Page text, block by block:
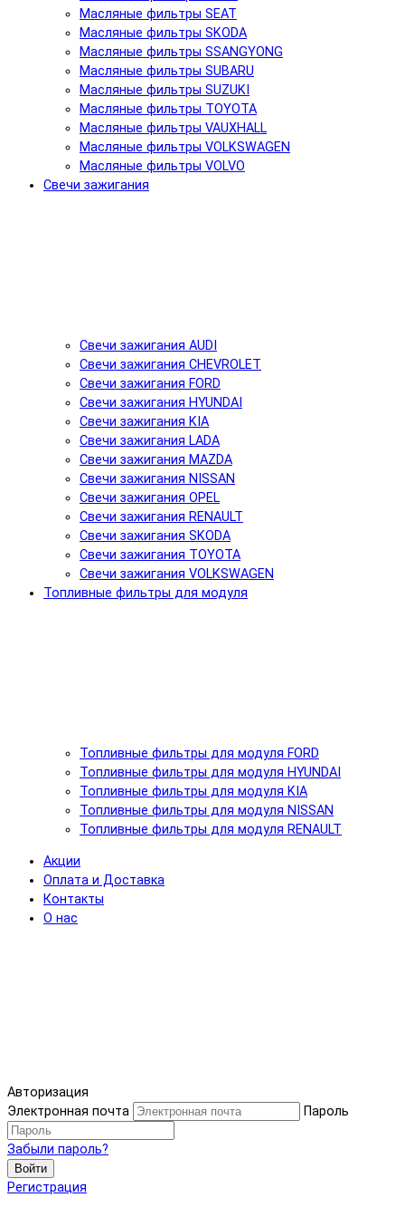
Масляные фильтры SEAT
Масляные фильтры SKODA
Масляные фильтры SSANGYONG
Масляные фильтры SUBARU
Масляные фильтры SUZUKI
Масляные фильтры TOYOTA
Масляные фильтры VAUXHALL
Масляные фильтры VOLKSWAGEN
Масляные фильтры VOLVO
Свечи зажигания
Свечи зажигания AUDI
Свечи зажигания CHEVROLET
Свечи зажигания FORD
Свечи зажигания HYUNDAI
Свечи зажигания KIA
Свечи зажигания LADA
Свечи зажигания MAZDA
Свечи зажигания NISSAN
Свечи зажигания OPEL
Свечи зажигания RENAULT
Свечи зажигания SKODA
Свечи зажигания TOYOTA
Свечи зажигания VOLKSWAGEN
Топливные фильтры для модуля
Топливные фильтры для модуля FORD
Топливные фильтры для модуля HYUNDAI
Топливные фильтры для модуля KIA
Топливные фильтры для модуля NISSAN
Топливные фильтры для модуля RENAULT
Акции
Оплата и Доставка
Контакты
О нас
Авторизация
Электронная почта
Пароль
Забыли пароль?
Войти
Регистрация